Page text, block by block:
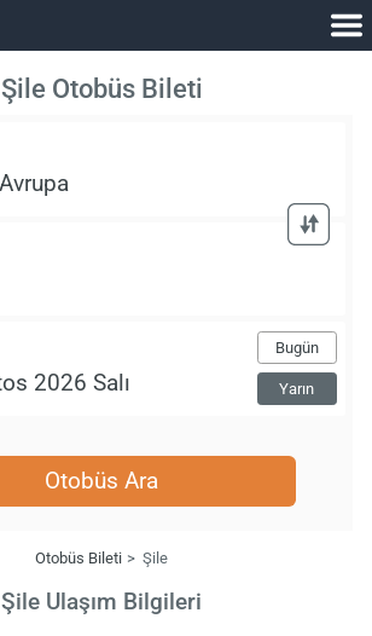
Şile Otobüs Bileti
Bugün
Yarın
Otobüs Ara
Otobüs Bileti Şile
Şile Ulaşım Bilgileri